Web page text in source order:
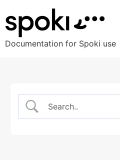
Documentation for Spoki use